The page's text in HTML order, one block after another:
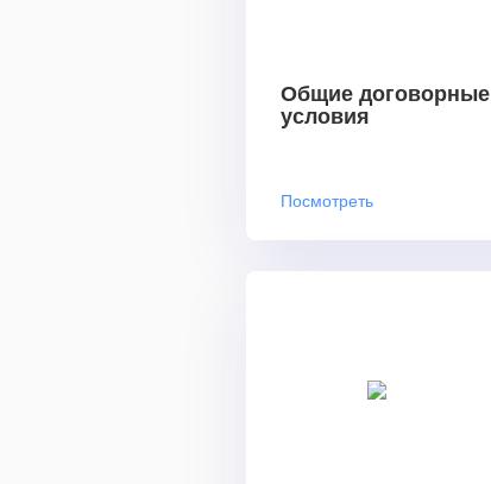
Общие договорные
условия
Посмотреть